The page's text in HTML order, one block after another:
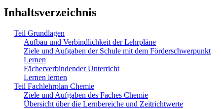
Inhaltsverzeichnis
Teil Grundlagen
Aufbau und Verbindlichkeit der Lehrpläne
Ziele und Aufgaben der Schule mit dem Förderschwerpunkt
Lernen
Fächerverbindender Unterricht
Lernen lernen
Teil Fachlehrplan Chemie
Ziele und Aufgaben des Faches Chemie
Übersicht über die Lernbereiche und Zeitrichtwerte